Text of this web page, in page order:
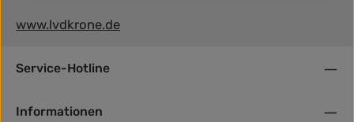
www.lvdkrone.de
Service-Hotline
Informationen